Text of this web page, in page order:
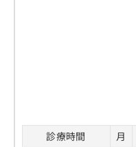
診療時間 月